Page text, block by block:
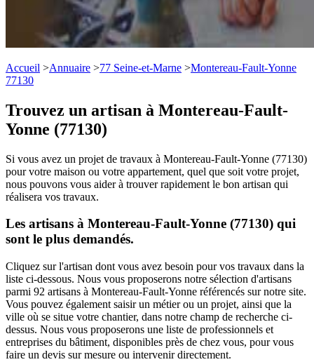
Accueil >Annuaire >77 Seine-et-Marne >Montereau-Fault-Yonne
77130
Trouvez un artisan à Montereau-Fault-
Yonne (77130)
Si vous avez un projet de travaux à Montereau-Fault-Yonne (77130)
pour votre maison ou votre appartement, quel que soit votre projet,
nous pouvons vous aider à trouver rapidement le bon artisan qui
réalisera vos travaux.
Les artisans à Montereau-Fault-Yonne (77130) qui
sont le plus demandés.
Cliquez sur l'artisan dont vous avez besoin pour vos travaux dans la
liste ci-dessous. Nous vous proposerons notre sélection d'artisans
parmi 92 artisans à Montereau-Fault-Yonne référencés sur notre site.
Vous pouvez également saisir un métier ou un projet, ainsi que la
ville où se situe votre chantier, dans notre champ de recherche ci-
dessus. Nous vous proposerons une liste de professionnels et
entreprises du bâtiment, disponibles près de chez vous, pour vous
faire un devis sur mesure ou intervenir directement.